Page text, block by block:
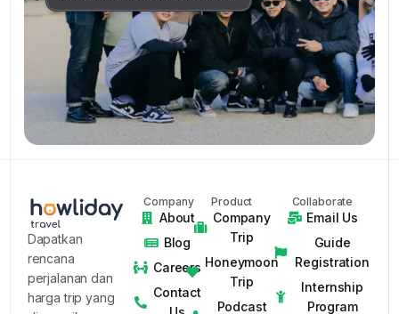
Dapatkan
rencana
perjalanan dan
harga trip yang
Company
About
Blog
Careers
Contact
Product
Company
Trip
Honeymoon
Trip
Podcast
Collaborate
Email Us
Guide
Registration
Internship
Program